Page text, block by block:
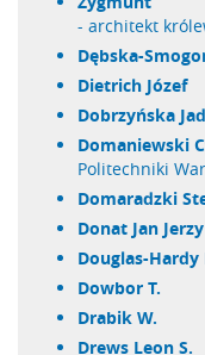
- architekt
Dębska-
Dietrich Józef
Dobrzyńska
Domaniewski
Politechniki
Domaradzki
Donat Jan Jerzy
Douglas-
Dowbor T.
Drabik W.
Drews Leon S.